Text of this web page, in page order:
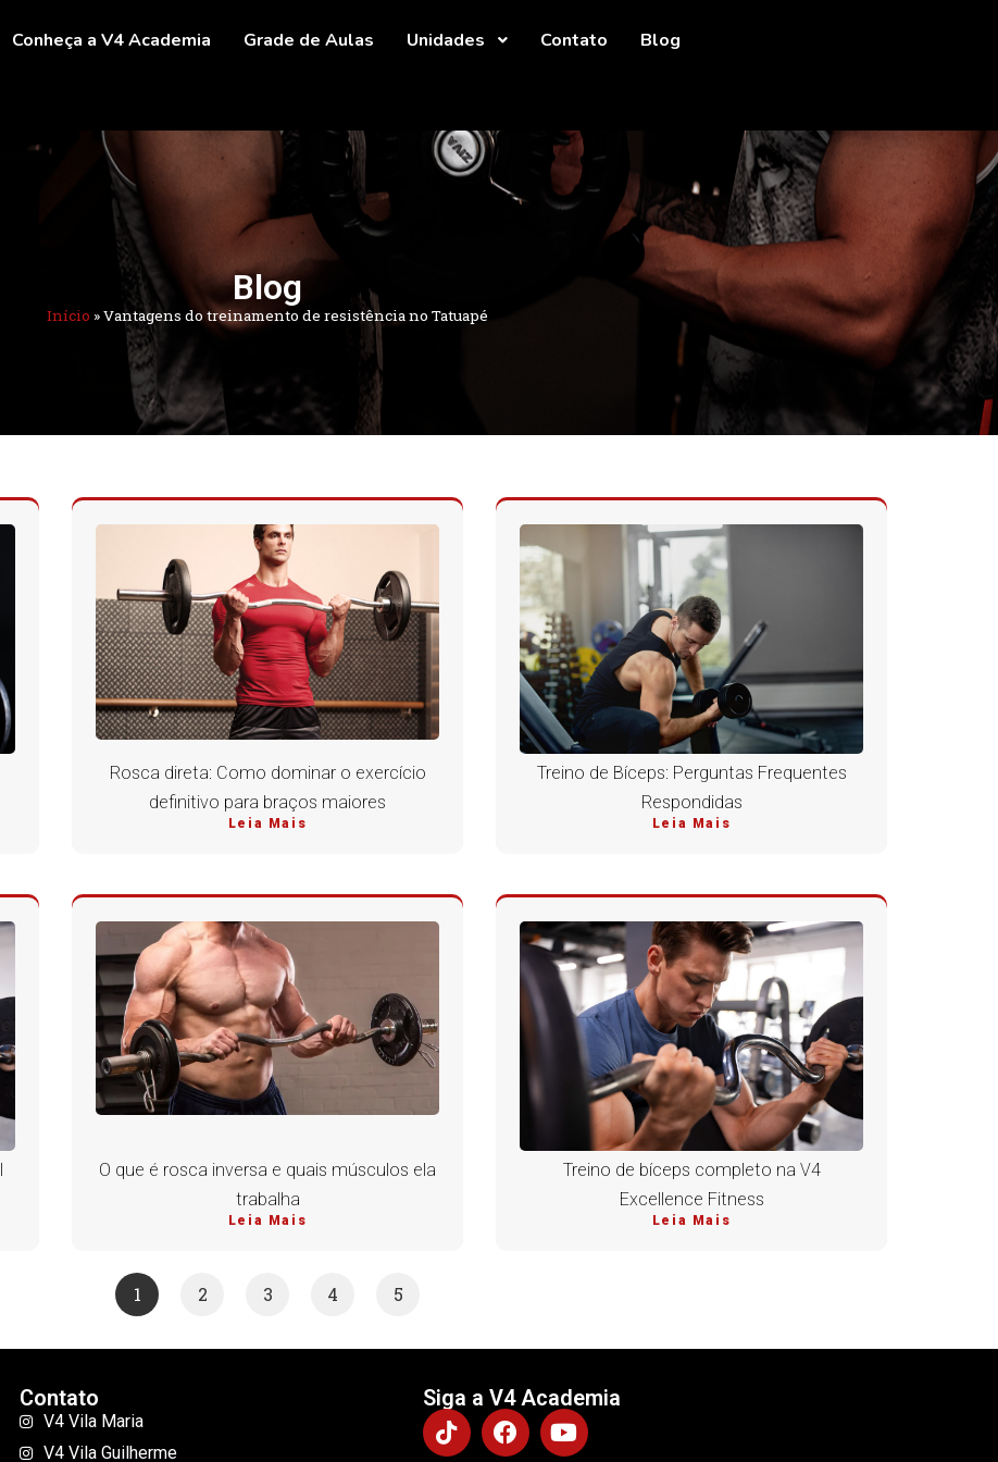
Conheça a V4 Academia Grade de Aulas Unidades Contato Blog
Blog
Início »Vantagens do treinamento de resistência no Tatuapé
Rosca direta: Como dominar o exercício
definitivo para braços maiores
Leia Mais
Treino de Bíceps: Perguntas Frequentes
Respondidas
Leia Mais
O que é rosca inversa e quais músculos ela
trabalha
Leia Mais
Treino de bíceps completo na V4
Excellence Fitness
Leia Mais
1 2 3 4 5
Contato
V4 Vila Maria
V4 Vila Guilherme
Siga a V4 Academia